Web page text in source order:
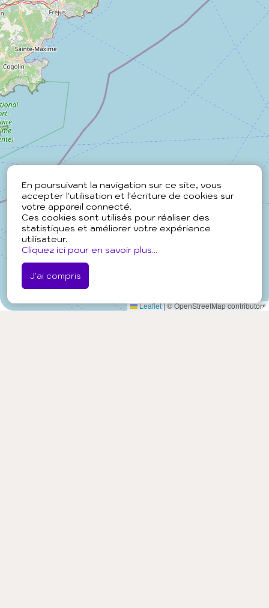
En poursuivant la navigation sur ce site, vous
accepter l'utilisation et l'écriture de cookies sur
votre appareil connecté.
Ces cookies sont utilisés pour réaliser des
statistiques et améliorer votre expérience
utilisateur.
Cliquez ici pour en savoir plus...
J'ai compris
Leaflet|© OpenStreetMap contributors